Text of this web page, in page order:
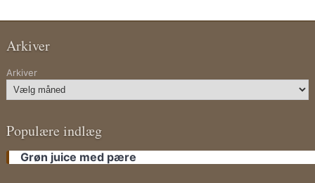
Arkiver
Arkiver
Populære indlæg
Grøn juice med pære